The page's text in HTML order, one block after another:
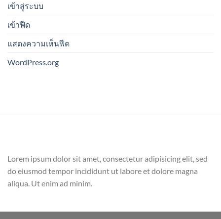
เข้าสู่ระบบ
เข้าฟีด
แสดงความเห็นฟีด
WordPress.org
Lorem ipsum dolor sit amet, consectetur adipisicing elit, sed
do eiusmod tempor incididunt ut labore et dolore magna
aliqua. Ut enim ad minim.